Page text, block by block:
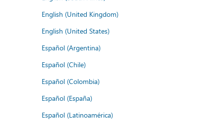
English (United Kingdom)
English (United States)
Español (Argentina)
Español (Chile)
Español (Colombia)
Español (España)
Español (Latinoamérica)